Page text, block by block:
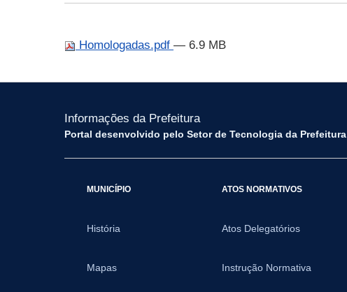
Homologadas.pdf — 6.9 MB
Informações da Prefeitura
Portal desenvolvido pelo Setor de Tecnologia da
MUNICÍPIO
História
Mapas
ATOS NORMATIVOS
Atos Delegatórios
Instrução Normativa